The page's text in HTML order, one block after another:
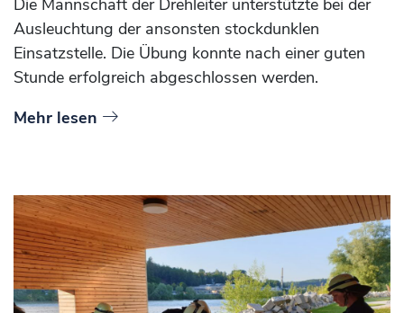
Die Mannschaft der Drehleiter unterstützte bei der
Ausleuchtung der ansonsten stockdunklen
Einsatzstelle. Die Übung konnte nach einer guten
Stunde erfolgreich abgeschlossen werden.
Mehr lesen